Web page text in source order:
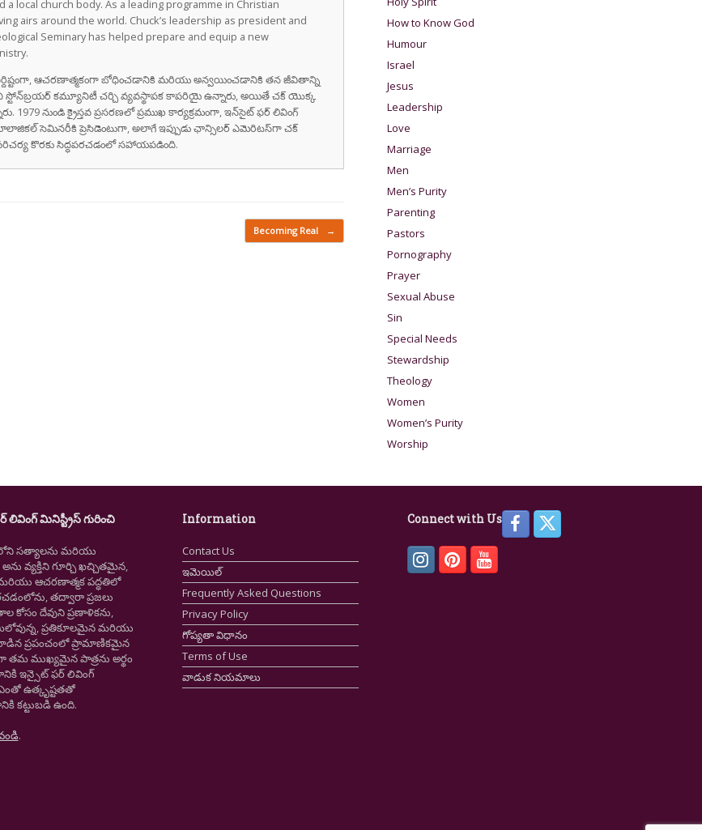
local church body. As a leading programme in Christian
airs around the world. Chuck’s leadership as president and
Seminary has helped prepare and equip a new
ఆచరణాత్మకంగా బోధించడానికి మరియు అన్వయించడానికి తన జీవితాన్ని
కమ్యూనిటీ చర్చి వ్యవస్థాపక కాపరియై ఉన్నారు, అయితే చక్ యొక్క
1979 నుండి క్రైస్తవ ప్రసరణలో ప్రముఖ కార్యక్రమంగా, ఇన్‌సైట్ ఫర్ లివింగ్
సెమినరీకి ప్రెసిడెంటుగా, అలాగే ఇప్పుడు ఛాన్సిలర్ ఎమెరిటస్‌గా చక్
పరిచర్య కొరకు సిద్ధపరచడంలో సహాయపడింది.
Becoming Real →
How to Know God
Humour
Israel
Jesus
Leadership
Love
Marriage
Men
Men’s Purity
Parenting
Pastors
Pornography
Prayer
Sexual Abuse
Sin
Special Needs
Stewardship
Theology
Women
Women’s Purity
Worship
లివింగ్ మినిస్ట్రీస్ గురించి
సత్యాలను మరియు
అను వ్యక్తిని గూర్చి ఖచ్చితమైన,
ఆచరణాత్మక పద్ధతిలో
తద్వారా ప్రజలు
కోసం దేవుని ప్రణాళికను,
ప్రతికూలమైన మరియు
ప్రపంచంలో ప్రామాణికమైన
తమ ముఖ్యమైన పాత్రను అర్థం
ఇన్సైట్ ఫర్ లివింగ్
ఉత్కృష్టతతో
కట్టుబడి ఉంది.
.
Information
Contact Us
ఇమెయిల్
Frequently Asked Questions
Privacy Policy
గోప్యతా విధానం
Terms of Use
వాడుక నియమాలు
Connect with Us